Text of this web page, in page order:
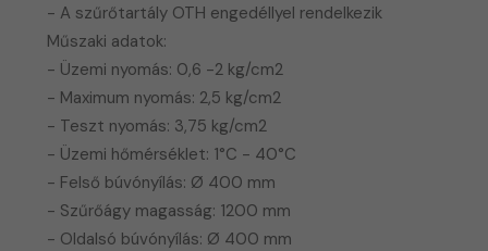
- A szűrőtartály OTH engedéllyel rendelkezik
Műszaki adatok:
- Üzemi nyomás: 0,6 -2 kg/cm2
- Maximum nyomás: 2,5 kg/cm2
- Teszt nyomás: 3,75 kg/cm2
- Üzemi hőmérséklet: 1°C - 40°C
- Felső búvónyílás: Ø 400 mm
- Szűrőágy magasság: 1200 mm
- Oldalsó búvónyílás: Ø 400 mm